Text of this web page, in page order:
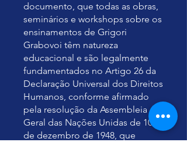
documento, que todas as obras,
seminários e workshops sobre os
ensinamentos de Grigori
Grabovoi têm natureza
educacional e são legalmente
fundamentados no Artigo 26 da
Declaração Universal dos Direitos
Humanos, conforme afirmado
pela resolução da Assembleia
Geral das Nações Unidas de 10
de dezembro de 1948, que